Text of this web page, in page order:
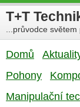
T+T
...průvodce
Domů
Pohony
Manipulační